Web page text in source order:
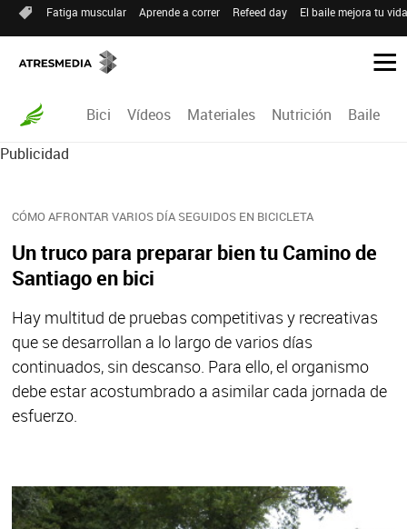
Fatiga muscular Aprende a correr Refeed day El baile mejora tu
Bici Vídeos Materiales Nutrición Baile
Publicidad
CÓMO AFRONTAR VARIOS DÍA SEGUIDOS EN BICICLETA
Un truco para preparar bien tu Camino de
Santiago en bici
Hay multitud de pruebas competitivas y recreativas
que se desarrollan a lo largo de varios días
continuados, sin descanso. Para ello, el organismo
debe estar acostumbrado a asimilar cada jornada de
esfuerzo.